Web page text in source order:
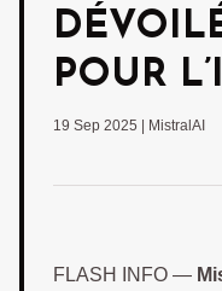
POUR
19 Sep 2025 MistralAI
FLASH INFO —